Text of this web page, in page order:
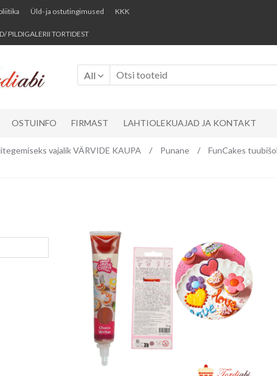
Üld- ja ostutingimused KKK
PILDIGALERII TORTIDEST
All
OSTUINFO FIRMAST LAHTIOLEKUAJAD JA KONTAKT
vajalik VÄRVIDE KAUPA / Punane / FunCakes